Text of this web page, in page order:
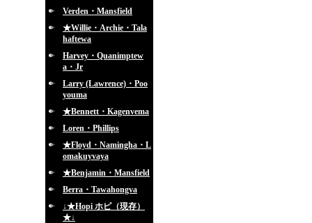
Verden・Mansfield
★Willie・Archie・Tala
haftewa
Harvey・Quanimptew
a・Jr
Larry (Lawrence)・Poo
youma
★Bennett・Kagenvema
Loren・Phillips
★Floyd・Namingha・L
omakuyvaya
★Benjamin・Mansfield
Berra・Tawahongva
↓★Hopi ホピ（現存）
★↓